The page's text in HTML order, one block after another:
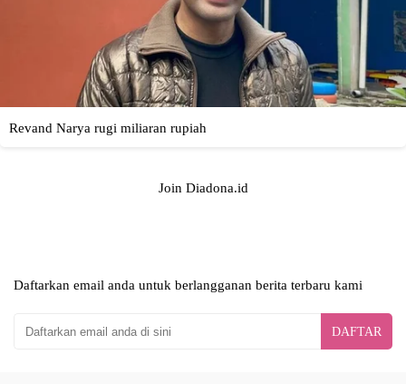
Join Diadona.id
Daftarkan email anda untuk berlangganan berita terbaru kami
DAFTAR